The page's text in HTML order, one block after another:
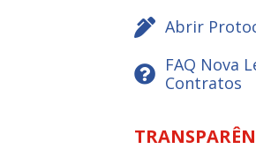
Abrir
FAQ Nova
Contratos